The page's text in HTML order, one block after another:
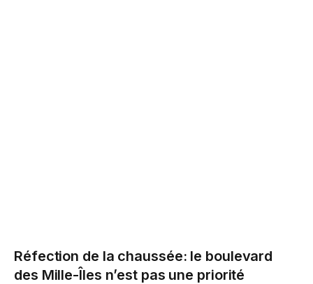
Réfection de la chaussée: le boulevard
des Mille-Îles n’est pas une priorité